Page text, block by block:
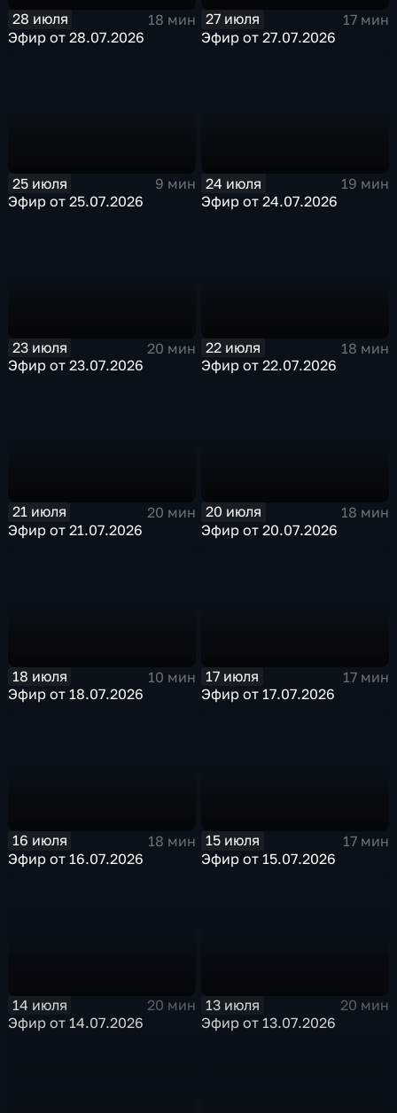
28 июля
18 мин
Эфир от 28.07.2026
27 июля
17 мин
Эфир от 27.07.2026
25 июля
9 мин
Эфир от 25.07.2026
24 июля
19 мин
Эфир от 24.07.2026
23 июля
20 мин
Эфир от 23.07.2026
22 июля
18 мин
Эфир от 22.07.2026
21 июля
20 мин
Эфир от 21.07.2026
20 июля
18 мин
Эфир от 20.07.2026
18 июля
10 мин
Эфир от 18.07.2026
17 июля
17 мин
Эфир от 17.07.2026
16 июля
18 мин
Эфир от 16.07.2026
15 июля
17 мин
Эфир от 15.07.2026
14 июля
20 мин
Эфир от 14.07.2026
13 июля
20 мин
Эфир от 13.07.2026